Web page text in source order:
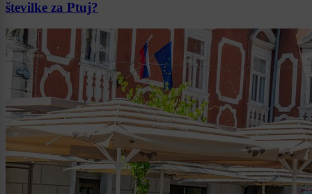
številke za Ptuj?